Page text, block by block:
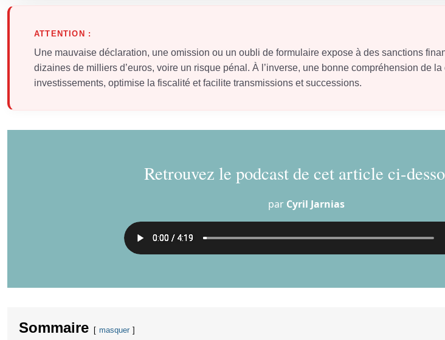
ATTENTION :
Une mauvaise déclaration, une omission ou un oubli de formulaire expose à des sanctions
dizaines de milliers d’euros, voire un risque pénal. À l’inverse, une bonne compréhension de
investissements, optimise la fiscalité et facilite transmissions et successions.
Retrouvez le podcast de cet article ci-
par Cyril Jarnias
Sommaire masquer